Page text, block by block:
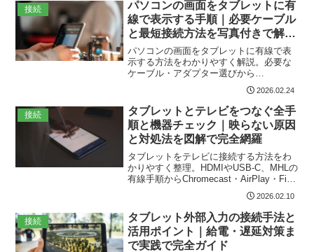
接続
パソコンの画面をタブレットに有
線で表示する手順｜必要ケーブル
と最短接続方法を写真付きで解
説！
パソコンの画面をタブレットに有線で表
示する方法をわかりやすく解説。必要な
ケーブル・アダプター選びから
Windows/Mac/iPad/Android別の接続手
順、DuetやHDMIキャプチャ利用法、トラ
ブル対処と品質改善テクまで一気に確認
できます。給電や遅延対策、解像度最適
化、最終チェックリストも収録している
ので初めてでも失敗を防げます。
2026.02.24
接続
タブレットとテレビをつなぐ全手
順と機器チェック｜映らない原因
と対処法を図解で完全網羅
タブレットをテレビに接続する方法をわ
かりやすく整理。HDMIやUSB‑C、MHLの
有線手順からChromecast・AirPlay・Fire
TV Stickなどの無線設定、対応端子や画
質・音声設定、映らないときの原因と対
処、OS別互換性やHDCPエラー、ケーブ
ル不良やルーター設定の確認、解像度や
音声出力の実践的対処法まで幅広くカバ
ー。
2026.02.10
接続
タブレット外部入力の接続手法と
活用ポイント｜給電・遅延対策ま
で実践で完全ガイド